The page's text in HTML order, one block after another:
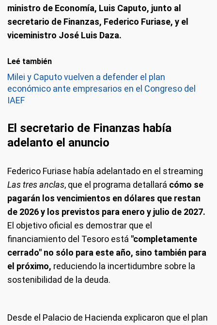
ministro de Economía, Luis Caputo, junto al
secretario de Finanzas, Federico Furiase, y el
viceministro José Luis Daza.
Leé también
Milei y Caputo vuelven a defender el plan
económico ante empresarios en el Congreso del
IAEF
El secretario de Finanzas había
adelanto el anuncio
Federico Furiase había adelantado en el streaming
Las tres anclas, que el programa detallará cómo se
pagarán los vencimientos en dólares que restan
de 2026 y los previstos para enero y julio de 2027.
El objetivo oficial es demostrar que el
financiamiento del Tesoro está "completamente
cerrado" no sólo para este año, sino también para
el próximo, reduciendo la incertidumbre sobre la
sostenibilidad de la deuda.
Desde el Palacio de Hacienda explicaron que el plan